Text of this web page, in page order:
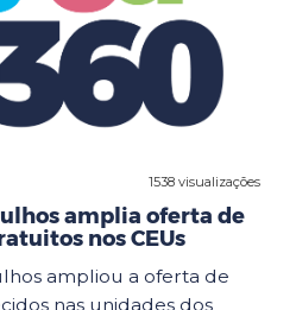
1538 visualizações
amplia oferta de
nos CEUs
ampliou a oferta de
nas unidades dos